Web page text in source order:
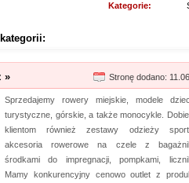
Kategorie:
» Stronę dodano:
Sprzedajemy rowery miejskie, modele
turystyczne, górskie, a także monocykle.
klientom również zestawy odzieży
akcesoria rowerowe na czele z
środkami do impregnacji, pompkami,
Mamy konkurencyjny cenowo outlet z